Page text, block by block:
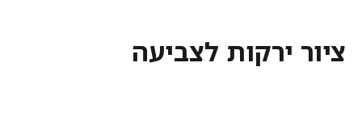
ירקות לצביעה